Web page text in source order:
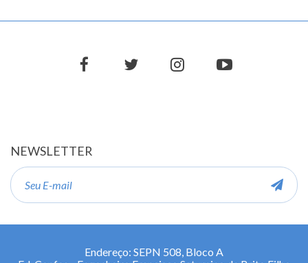
facebooktwitter instagramyoutube
NEWSLETTER
E-
mail
Endereço: SEPN 508, Bloco A